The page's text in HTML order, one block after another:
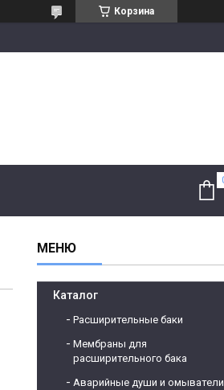
Корзина
Каталог
Расширительные баки
Мембраны для
расширительного бака
Аварийные души и омыватели